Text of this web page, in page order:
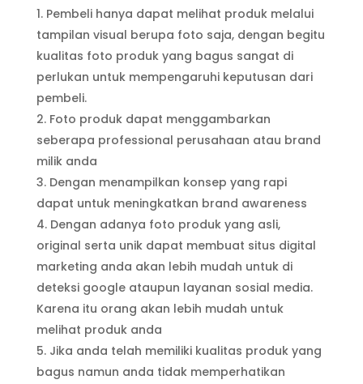
Pembeli hanya dapat melihat produk melalui
tampilan visual berupa foto saja, dengan begitu
kualitas foto produk yang bagus sangat di
perlukan untuk mempengaruhi keputusan dari
pembeli.
Foto produk dapat menggambarkan
seberapa professional perusahaan atau brand
milik anda
Dengan menampilkan konsep yang rapi
dapat untuk meningkatkan brand awareness
Dengan adanya foto produk yang asli,
original serta unik dapat membuat situs digital
marketing anda akan lebih mudah untuk di
deteksi google ataupun layanan sosial media.
Karena itu orang akan lebih mudah untuk
melihat produk anda
Jika anda telah memiliki kualitas produk yang
bagus namun anda tidak memperhatikan